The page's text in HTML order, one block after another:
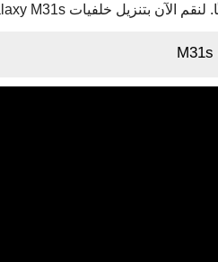
M31s